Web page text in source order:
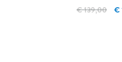
€
€ 139,00